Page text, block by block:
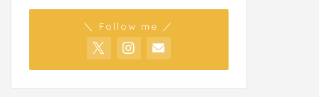
＼ Follow me ／